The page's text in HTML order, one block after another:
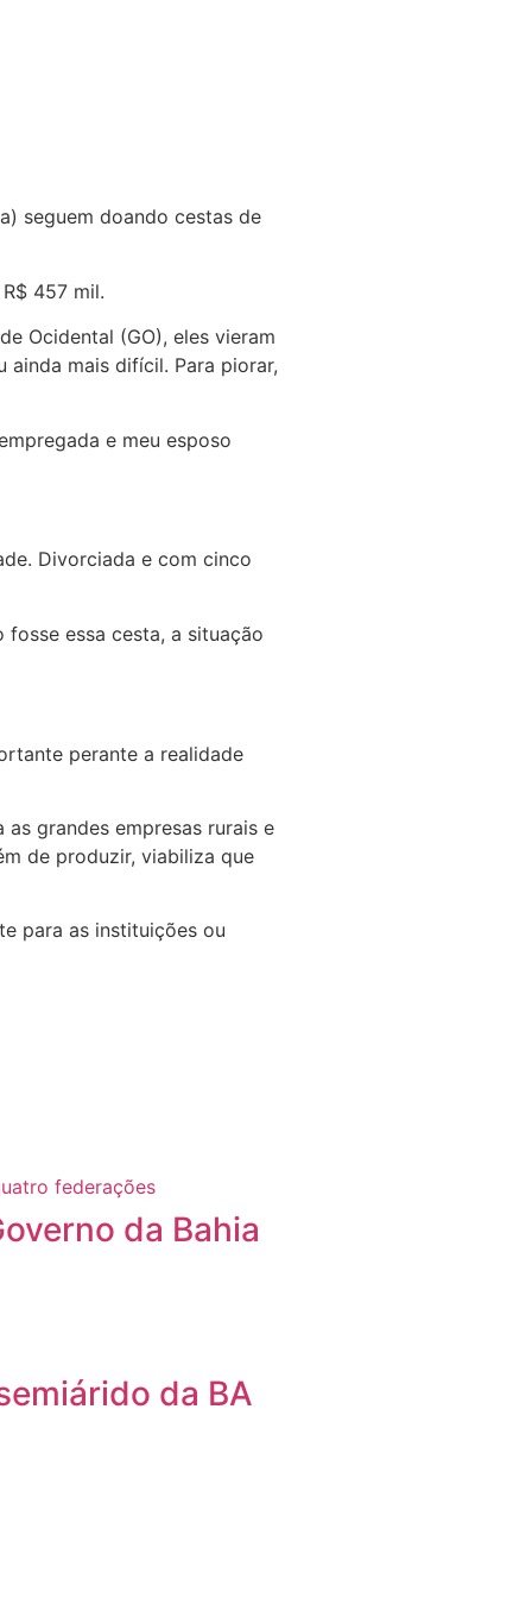
seguem doando cestas de
457 mil.
Ocidental (GO), eles vieram
ainda mais difícil. Para piorar,
e meu esposo
Divorciada e com cinco
essa cesta, a situação
perante a realidade
grandes empresas rurais e
de produzir, viabiliza que
para as instituições ou
da Bahia
da BA